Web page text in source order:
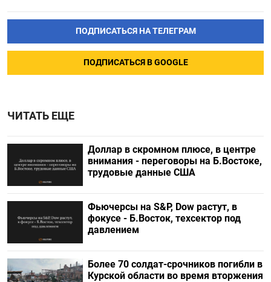
ПОДПИСАТЬСЯ НА ТЕЛЕГРАМ
ПОДПИСАТЬСЯ В GOOGLE
ЧИТАТЬ ЕЩЕ
Доллар в скромном плюсе, в центре
внимания - переговоры на Б.Востоке,
трудовые данные США
Фьючерсы на S&P, Dow растут, в
фокусе - Б.Восток, техсектор под
давлением
Более 70 солдат-срочников погибли в
Курской области во время вторжения